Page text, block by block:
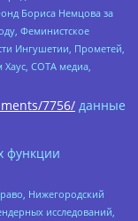
Бориса Немцова за
Феминистское
Ингушетии, Прометей,
СОТА медиа,
7756/ данные
функции
Нижегородский
исследований,